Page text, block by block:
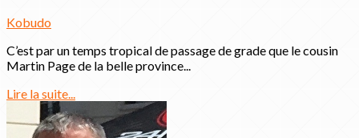
Kobudo
C’est par un temps tropical de passage de grade que le cousin
Martin Page de la belle province...
Lire la suite...